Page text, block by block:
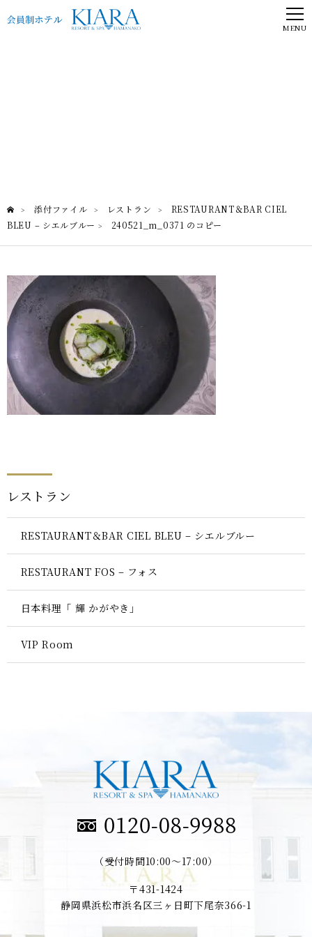
MENU
> 添付ファイル > レストラン >
RESTAURANT＆BAR CIEL
BLEU – シエルブルー > 240521_m_0371 のコピー
レストラン
RESTAURANT＆BAR CIEL BLEU – シエルブルー
RESTAURANT FOS – フォス
日本料理「 輝 かがやき」
VIP Room
（受付時間10:00～17:00）
〒431-1424
静岡県浜松市浜名区三ヶ日町下尾奈366-1